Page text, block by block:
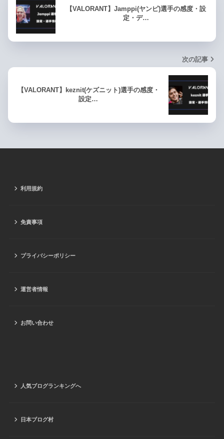
【VALORANT】Jamppi(ヤンピ)選手の感度・設
定・デ…
次の記事
【VALORANT】keznit(ケズニット)選手の感度・
設定…
利用規約
免責事項
プライバシーポリシー
運営者情報
お問い合わせ
人気ブログランキングへ
日本ブログ村